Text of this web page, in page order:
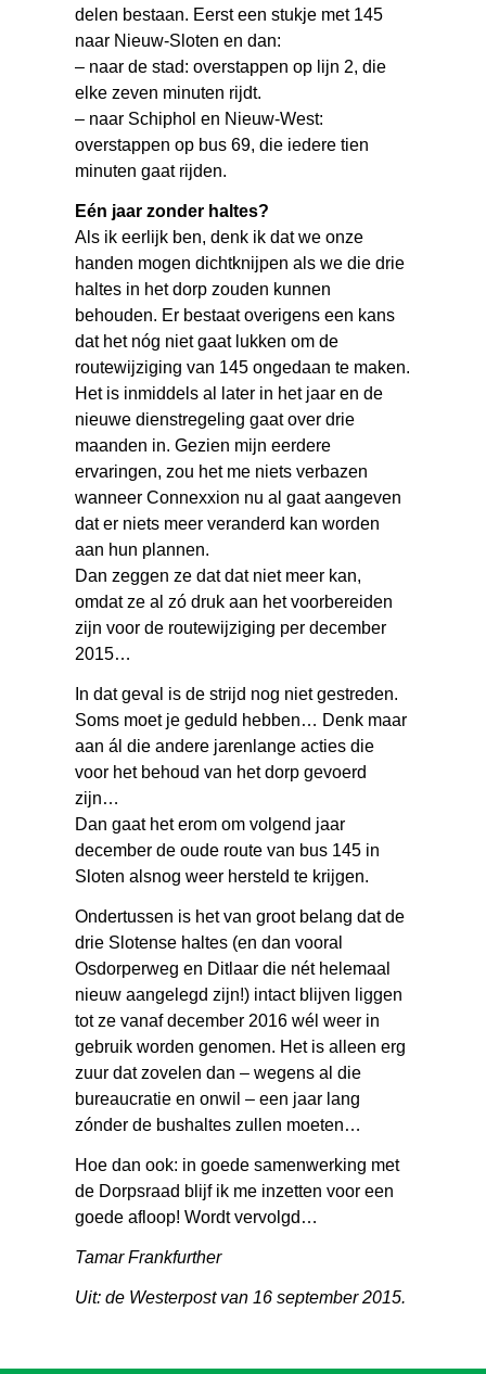
delen bestaan. Eerst een stukje met 145
naar Nieuw-Sloten en dan:
– naar de stad: overstappen op lijn 2, die
elke zeven minuten rijdt.
– naar Schiphol en Nieuw-West:
overstappen op bus 69, die iedere tien
minuten gaat rijden.
Eén jaar zonder haltes?
Als ik eerlijk ben, denk ik dat we onze
handen mogen dichtknijpen als we die drie
haltes in het dorp zouden kunnen
behouden. Er bestaat overigens een kans
dat het nóg niet gaat lukken om de
routewijziging van 145 ongedaan te maken.
Het is inmiddels al later in het jaar en de
nieuwe dienstregeling gaat over drie
maanden in. Gezien mijn eerdere
ervaringen, zou het me niets verbazen
wanneer Connexxion nu al gaat aangeven
dat er niets meer veranderd kan worden
aan hun plannen.
Dan zeggen ze dat dat niet meer kan,
omdat ze al zó druk aan het voorbereiden
zijn voor de routewijziging per december
2015…
In dat geval is de strijd nog niet gestreden.
Soms moet je geduld hebben… Denk maar
aan ál die andere jarenlange acties die
voor het behoud van het dorp gevoerd
zijn…
Dan gaat het erom om volgend jaar
december de oude route van bus 145 in
Sloten alsnog weer hersteld te krijgen.
Ondertussen is het van groot belang dat de
drie Slotense haltes (en dan vooral
Osdorperweg en Ditlaar die nét helemaal
nieuw aangelegd zijn!) intact blijven liggen
tot ze vanaf december 2016 wél weer in
gebruik worden genomen. Het is alleen erg
zuur dat zovelen dan – wegens al die
bureaucratie en onwil – een jaar lang
zónder de bushaltes zullen moeten…
Hoe dan ook: in goede samenwerking met
de Dorpsraad blijf ik me inzetten voor een
goede afloop! Wordt vervolgd…
Tamar Frankfurther
Uit: de Westerpost van 16 september 2015.